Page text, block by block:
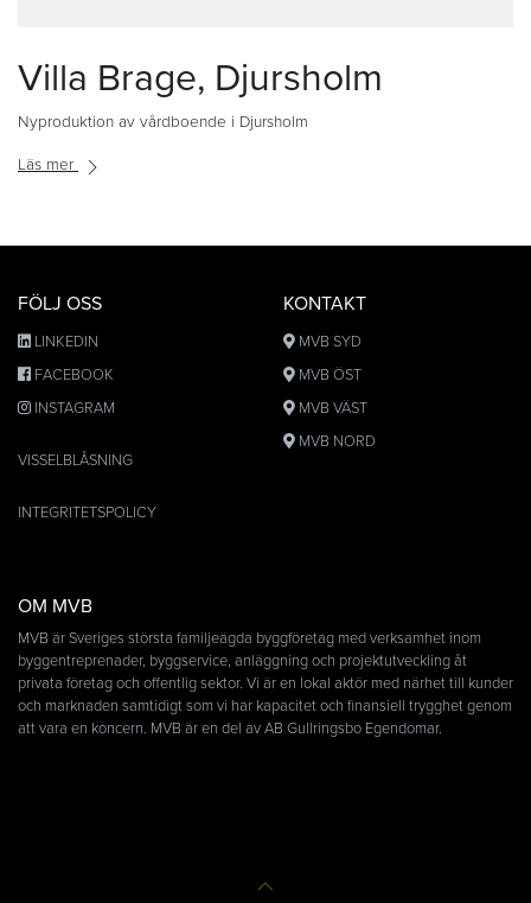
Villa Brage, Djursholm
Nyproduktion av vårdboende i Djursholm
Läs mer
FÖLJ OSS
LINKEDIN
FACEBOOK
INSTAGRAM
VISSELBLÅSNING
INTEGRITETSPOLICY
KONTAKT
MVB SYD
MVB ÖST
MVB VÄST
MVB NORD
OM MVB
MVB är Sveriges största familjeägda byggföretag med verksamhet inom
byggentreprenader, byggservice, anläggning och projektutveckling åt
privata företag och offentlig sektor. Vi är en lokal aktör med närhet till kunder
och marknaden samtidigt som vi har kapacitet och finansiell trygghet genom
att vara en koncern. MVB är en del av AB Gullringsbo Egendomar.